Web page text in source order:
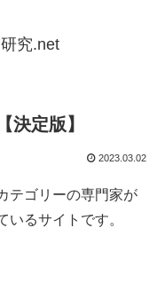
究.net
決定版】
2023.03.02
テゴリーの専門家が
いるサイトです。